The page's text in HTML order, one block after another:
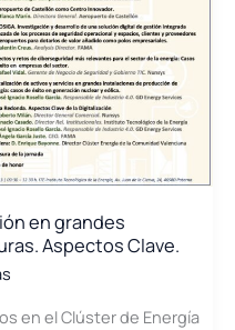
en grandes
Aspectos Clave.
en el Clúster de Energía